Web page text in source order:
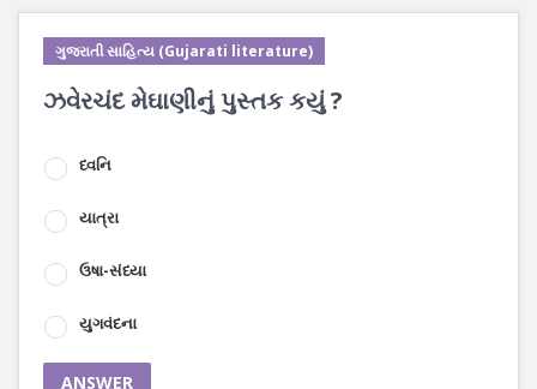
ગુજરાતી સાહિત્ય (Gujarati literature)
ઝવેરચંદ મેઘાણીનું પુસ્તક કયું ?
ધ્વનિ
યાત્રા
ઉષા-સંધ્યા
યુગવંદના
ANSWER